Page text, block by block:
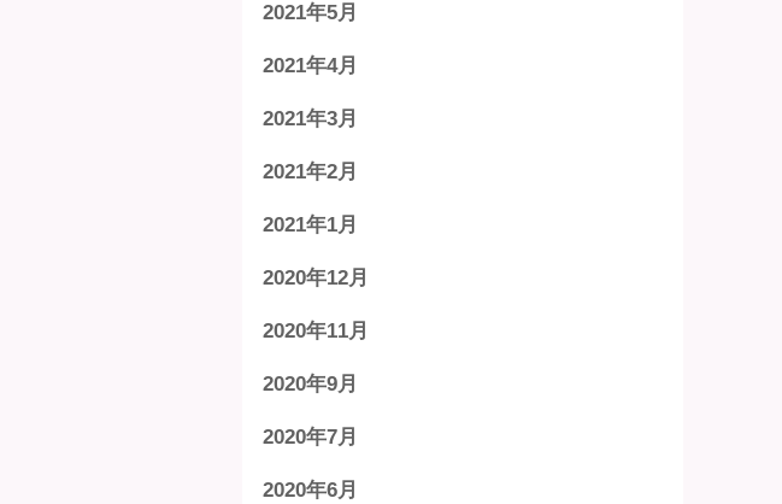
2021年5月
2021年4月
2021年3月
2021年2月
2021年1月
2020年12月
2020年11月
2020年9月
2020年7月
2020年6月